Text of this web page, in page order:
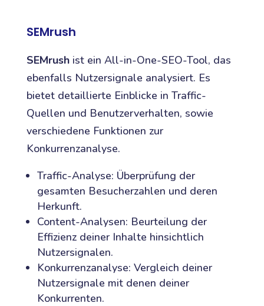
SEMrush
SEMrushist ein All-in-One-SEO-Tool, das
ebenfalls Nutzersignale analysiert. Es
bietet detaillierte Einblicke in Traffic-
Quellen und Benutzerverhalten, sowie
verschiedene Funktionen zur
Konkurrenzanalyse.
Traffic-Analyse: Überprüfung der
gesamten Besucherzahlen und deren
Herkunft.
Content-Analysen: Beurteilung der
Effizienz deiner Inhalte hinsichtlich
Nutzersignalen.
Konkurrenzanalyse: Vergleich deiner
Nutzersignale mit denen deiner
Konkurrenten.